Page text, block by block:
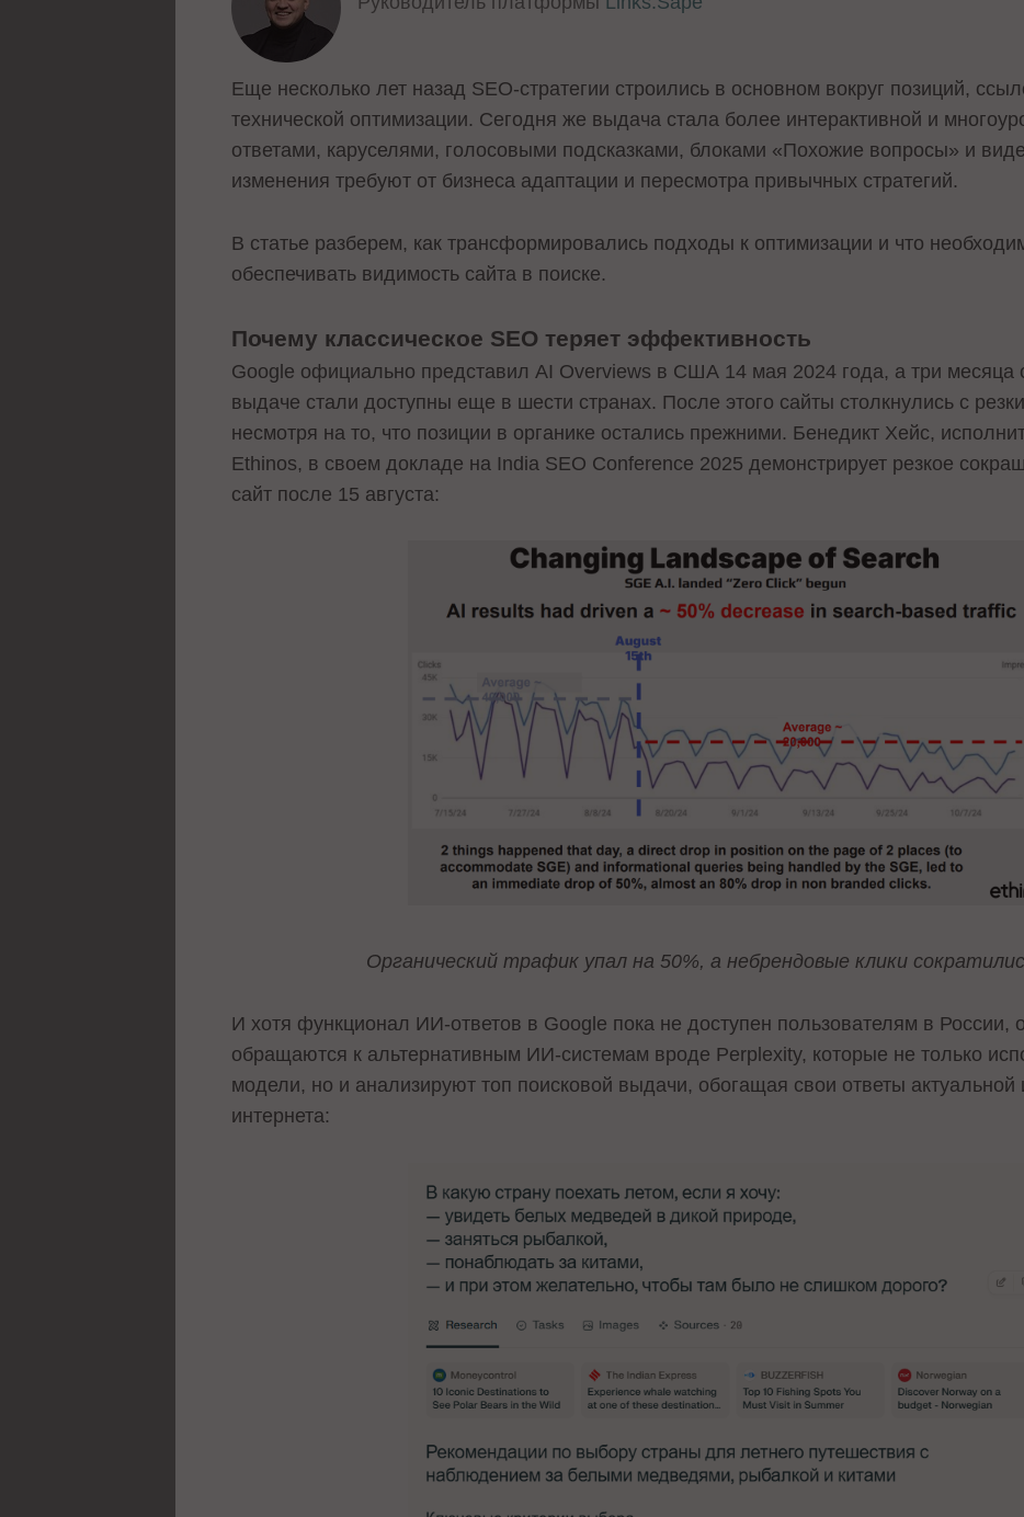
Еще несколько лет назад SEO-стратегии строились в основном вокруг позиций,
технической оптимизации. Сегодня же выдача стала более интерактивной и
ответами, каруселями, голосовыми подсказками, блоками «Похожие вопросы» и
изменения требуют от бизнеса адаптации и пересмотра привычных стратегий.
В статье разберем, как трансформировались подходы к оптимизации и что
обеспечивать видимость сайта в поиске.
Почему классическое SEO теряет эффективность
Google официально представил AI Overviews в США 14 мая 2024 года, а три месяца
выдаче стали доступны еще в шести странах. После этого сайты столкнулись с
несмотря на то, что позиции в органике остались прежними. Бенедикт Хейс,
Ethinos, в своем докладе на India SEO Conference 2025 демонстрирует резкое
сайт после 15 августа:
Органический трафик упал на 50%, а небрендовые клики
И хотя функционал ИИ-ответов в Google пока не доступен пользователям в России,
обращаются к альтернативным ИИ-системам вроде Perplexity, которые не только
модели, но и анализируют топ поисковой выдачи, обогащая свои ответы
интернета: